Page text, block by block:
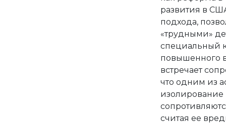
развития в
подхода,
«трудными»
специальный
повышенного
встречает
что одним из
изолирование
считая ее